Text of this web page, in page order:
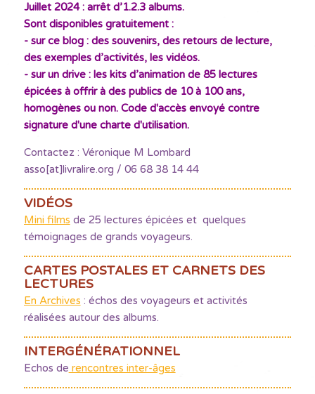
Juillet 2024 : arrêt d’1.2.3 albums.
Sont disponibles gratuitement :
- sur ce blog : des souvenirs, des retours de lecture,
des exemples d’activités, les vidéos.
- sur un drive : les kits d’animation de 85 lectures
épicées à offrir à des publics de 10 à 100 ans,
homogènes ou non. Code d'accès envoyé contre
signature d'une charte d'utilisation.
Contactez : Véronique M Lombard
asso[at]livralire.org / 06 68 38 14 44
VIDÉOS
Mini films de 25 lectures épicées et quelques
témoignages de grands voyageurs.
CARTES POSTALES ET CARNETS DES
LECTURES
En Archives : échos des voyageurs et activités
réalisées autour des albums.
INTERGÉNÉRATIONNEL
Echos de rencontres inter-âges